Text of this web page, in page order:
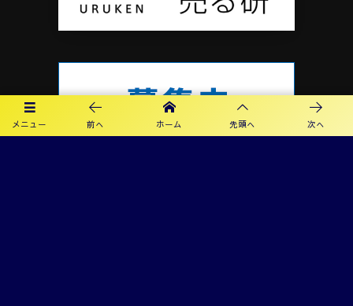
メニュー 前へ ホーム 先頭へ 次へ